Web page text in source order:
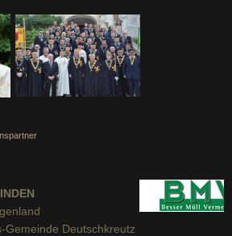
Gemeinde Deutschkreutz